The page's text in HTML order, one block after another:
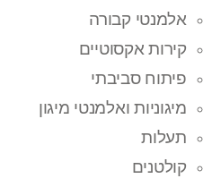
אלמנטי קבורה
קירות אקסוטיים
פיתוח סביבתי
מיגוניות ואלמנטי מיגון
תעלות
קולטנים